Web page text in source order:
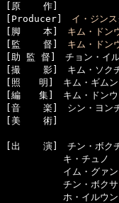
[原    作]
[Producer] イ・ジンス
[脚    本] キム・ドン
[監    督] キム・ドン
[助 監 督]　チョン・イ
[撮    影]　キム・ソク
[照　　明]　キム・ギムン
[編　　集]　キム・ドン
[音    楽]　シン・ヨン
[美    術]
[出    演]　チン・ボク
　　　　　キ・チュノ
　　　　　イム・グァ
　　　　　チン・ボク
　　　　　ホ・イルウ